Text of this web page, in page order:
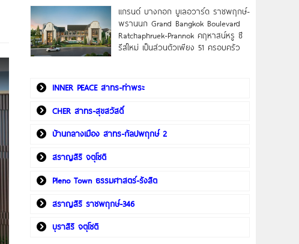
แกรนด์ บางกอก บูเลอวาร์ด ราชพฤกษ์-
พรานนก Grand Bangkok Boulevard
Ratchaphruek-Prannok คฤหาสน์หรู ซี
รีส์ใหม่ เป็นส่วนตัวเพียง 51 ครอบครัว
INNER PEACE สาทร-ท่าพระ
CHER สาทร-สุขสวัสดิ์
บ้านกลางเมือง สาทร-กัลปพฤกษ์ 2
สราญสิริ จตุโชติ
Pleno Town ธรรมศาสตร์-รังสิต
สราญสิริ ราชพฤกษ์-346
บุราสิริ จตุโชติ